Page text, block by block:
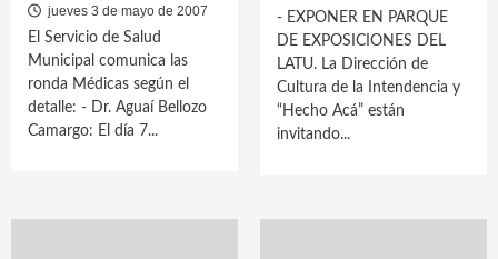
jueves 3 de mayo de 2007
El Servicio de Salud
Municipal comunica las
ronda Médicas según el
detalle: - Dr. Aguaí Bellozo
Camargo: El día 7...
- EXPONER EN PARQUE
DE EXPOSICIONES DEL
LATU. La Dirección de
Cultura de la Intendencia y
“Hecho Acá” están
invitando...